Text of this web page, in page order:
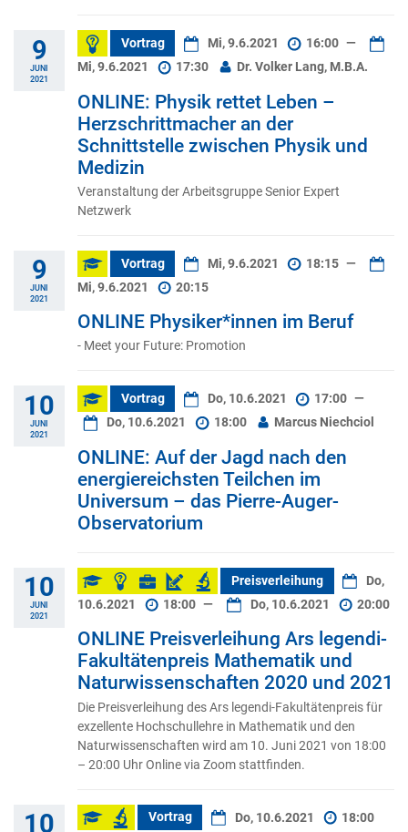
9
JUNI
2021
Vortrag Mi, 9.6.2021 16:00 —
Mi, 9.6.2021
17:30 Dr. Volker Lang, M.B.A.
ONLINE: Physik rettet Leben –
Herzschrittmacher an der
Schnittstelle zwischen Physik und
Medizin
Veranstaltung der Arbeitsgruppe Senior Expert
Netzwerk
9
JUNI
2021
Vortrag Mi, 9.6.2021 18:15 —
Mi, 9.6.2021
20:15
ONLINE Physiker*innen im Beruf
- Meet your Future: Promotion
10
JUNI
2021
Vortrag Do, 10.6.2021 17:00 —
Do, 10.6.2021
18:00 Marcus Niechciol
ONLINE: Auf der Jagd nach den
energiereichsten Teilchen im
Universum – das Pierre-Auger-
Observatorium
10
JUNI
2021
Preisverleihung
Do,
10.6.2021
18:00 — Do, 10.6.2021 20:00
ONLINE Preisverleihung Ars legendi-
Fakultätenpreis Mathematik und
Naturwissenschaften 2020 und 2021
Die Preisverleihung des Ars legendi-Fakultätenpreis für
exzellente Hochschullehre in Mathematik und den
Naturwissenschaften wird am 10. Juni 2021 von 18:00
– 20:00 Uhr Online via Zoom stattfinden.
10 Vortrag Do, 10.6.2021 18:00